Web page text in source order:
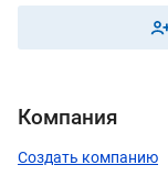
Компания
Создать компанию